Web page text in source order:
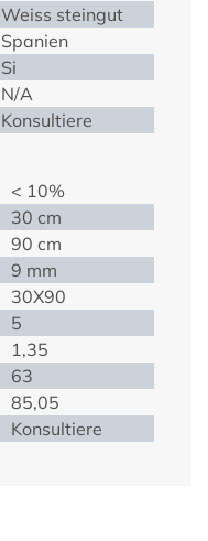
Weiss steingut
Spanien
Si
N/A
Konsultiere
< 10%
30 cm
90 cm
9 mm
30X90
5
1,35
63
85,05
Konsultiere